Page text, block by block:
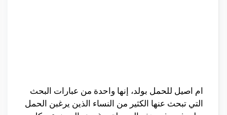
ام اصيل للحمل بولد، إنها واحدة من عبارات البحث
التي تبحث عنها الكثير من النساء الذين يرغبن الحمل